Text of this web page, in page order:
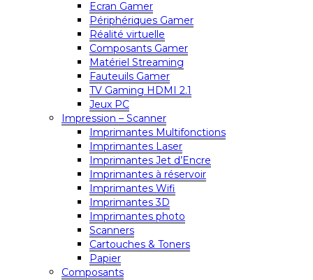
Ecran Gamer
Périphériques Gamer
Réalité virtuelle
Composants Gamer
Matériel Streaming
Fauteuils Gamer
TV Gaming HDMI 2.1
Jeux PC
Impression – Scanner
Imprimantes Multifonctions
Imprimantes Laser
Imprimantes Jet d’Encre
Imprimantes à réservoir
Imprimantes Wifi
Imprimantes 3D
Imprimantes photo
Scanners
Cartouches & Toners
Papier
Composants